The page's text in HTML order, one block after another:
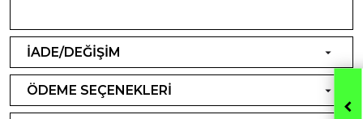
İADE/DEĞİŞİM
ÖDEME SEÇENEKLERİ